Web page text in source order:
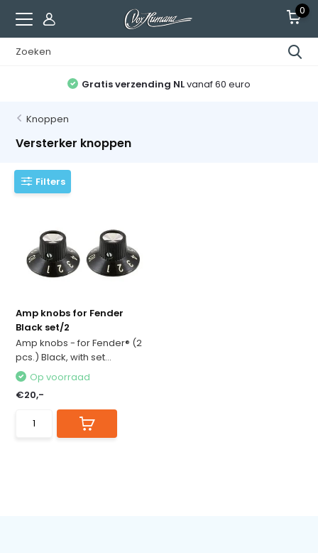
0
Gratis verzending NLvanaf 60 euro
Knoppen
Versterker knoppen
Filters
Amp knobs for Fender
Black set/2
Amp knobs - for Fender® (2
pcs.) Black, with set...
Op voorraad
€20,-